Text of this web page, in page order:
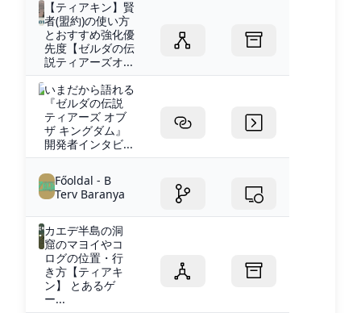
【ティアキン】賢
者(盟約)の使い方
とおすすめ強化優
先度【ゼルダの伝
説ティアーズオ...
いまだから語れる
『ゼルダの伝説
ティアーズ オブ
ザ キングダム』
開発者インタビ...
Főoldal - B
Terv Baranya
カエデ半島の洞
窟のマヨイやコ
ログの位置・行
き方【ティアキ
ン】 とあるゲ
ー...